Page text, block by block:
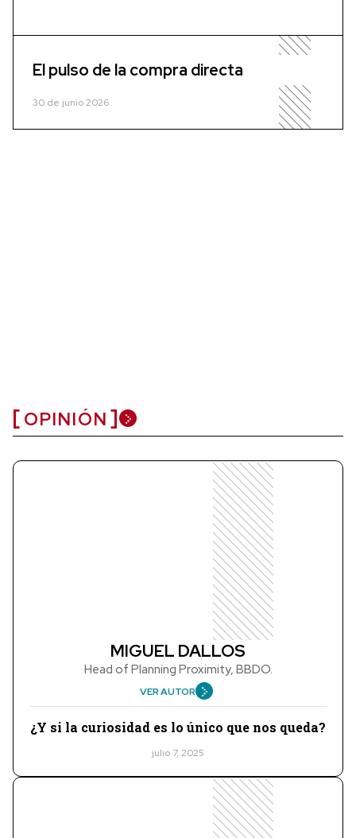
El pulso de la compra directa
30 de junio 2026
OPINIÓN
MIGUEL DALLOS
Head of Planning Proximity, BBDO.
VER AUTOR
¿Y si la curiosidad es lo único que nos queda?
julio 7, 2025